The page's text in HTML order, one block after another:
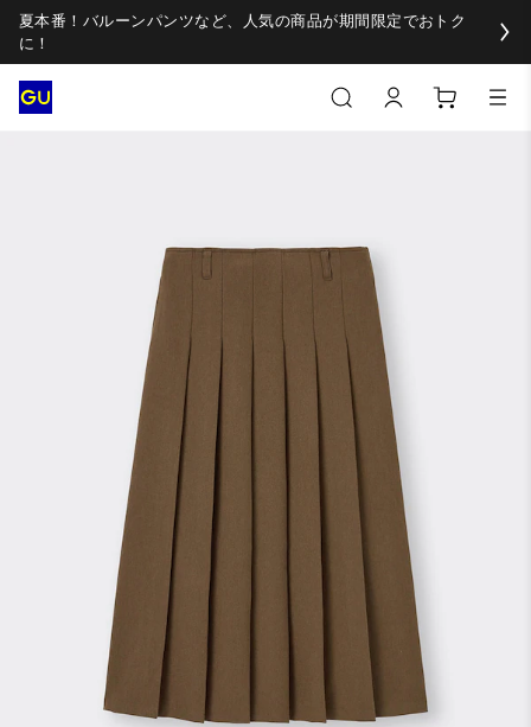
夏本番！バルーンパンツなど、人気の商品が期間限定でおトク
に！